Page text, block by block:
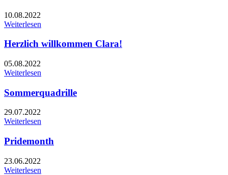
10.08.2022
Weiterlesen
Herzlich willkommen Clara!
05.08.2022
Weiterlesen
Sommerquadrille
29.07.2022
Weiterlesen
Pridemonth
23.06.2022
Weiterlesen